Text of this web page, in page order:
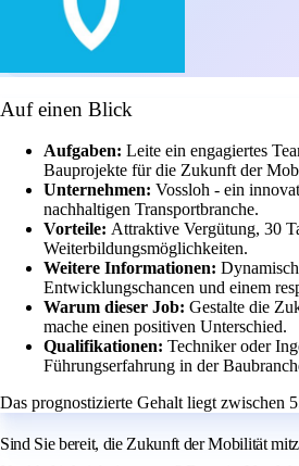
Auf einen Blick
Aufgaben: Leite ein engagiertes
Bauprojekte für die Zukunft der
Unternehmen: Vossloh - ein
nachhaltigen Transportbranche.
Vorteile: Attraktive Vergütung, 30
Weiterbildungsmöglichkeiten.
Weitere Informationen:
Entwicklungschancen und einem
Warum dieser Job: Gestalte die
mache einen positiven Unterschied.
Qualifikationen: Techniker oder
Führungserfahrung in der
Das prognostizierte Gehalt liegt zwischen
Sind Sie bereit, die Zukunft der Mobilität